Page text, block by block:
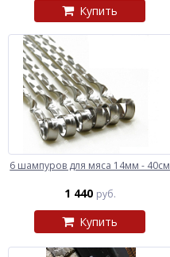
Купить
6 шампуров для мяса 14мм - 40см
1 440 руб.
Купить